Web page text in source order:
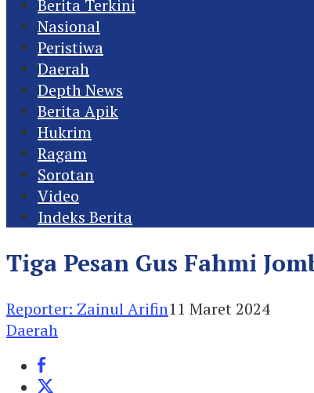
Berita Terkini
Nasional
Peristiwa
Daerah
Depth News
Berita Apik
Hukrim
Ragam
Sorotan
Video
Indeks Berita
Tiga Pesan Gus Fahmi
Reporter: Zainul Arifin11 Maret 2024
Daerah